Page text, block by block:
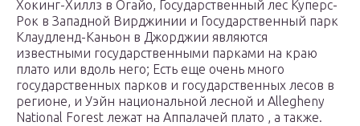
Хокинг-Хиллз в Огайо, Государственный лес Куперс-
Рок в Западной Вирджинии и Государственный парк
Клаудленд-Каньон в Джорджии являются
известными государственными парками на краю
плато или вдоль него; Есть еще очень много
государственных парков и государственных лесов в
регионе, и Уэйн национальной лесной и Allegheny
National Forest лежат на Аппалачей плато , а также.